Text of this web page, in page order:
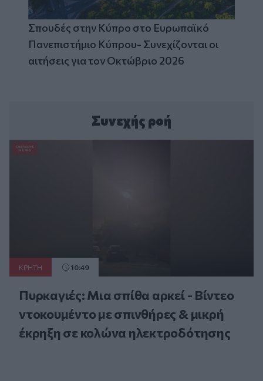
Σπουδές στην Κύπρο στο Ευρωπαϊκό
Πανεπιστήμιο Κύπρου- Συνεχίζονται οι
αιτήσεις για τον Οκτώβριο 2026
Συνεχής ροή
ΚΡΗΤΗ 10:49
Πυρκαγιές: Μια σπίθα αρκεί - Βίντεο
ντοκουμέντο με σπινθήρες & μικρή
έκρηξη σε κολώνα ηλεκτροδότησης